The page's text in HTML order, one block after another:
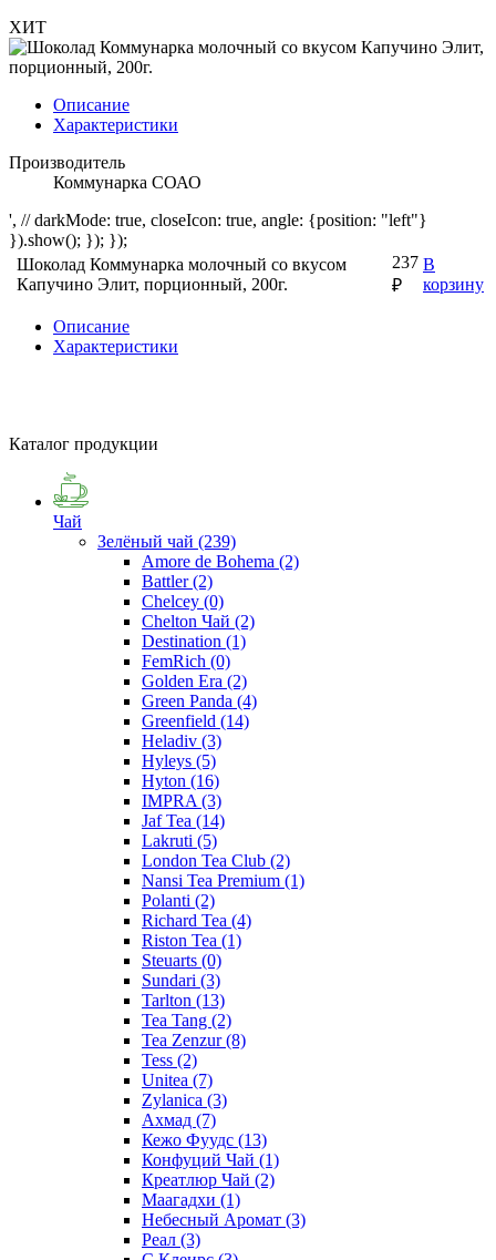
ХИТ
Описание
Характеристики
Производитель
Коммунарка СОАО
', // darkMode: true, closeIcon: true, angle: {position: "left"}
}).show(); }); });
Шоколад Коммунарка молочный со вкусом
Капучино Элит, порционный, 200г.
237
₽
В
корзину
Описание
Характеристики
Каталог продукции
Чай
Зелёный чай (239)
Amore de Bohema (2)
Battler(2)
Chelcey (0)
Chelton Чай (2)
Destination (1)
FemRich (0)
Golden Era (2)
Green Panda (4)
Greenfield (14)
Heladiv (3)
Hyleys (5)
Hyton (16)
IMPRA (3)
Jaf Tea (14)
Lakruti (5)
London Tea Club (2)
Nansi Tea Premium (1)
Polanti (2)
Richard Tea (4)
Riston Tea (1)
Steuarts (0)
Sundari (3)
Tarlton (13)
Tea Tang (2)
Tea Zenzur(8)
Tess (2)
Unitea (7)
Zylanica (3)
Ахмад (7)
Кежо Фуудс (13)
Конфуций Чай (1)
Креатлюр Чай (2)
Маагадхи (1)
Небесный Аромат (3)
Реал (3)